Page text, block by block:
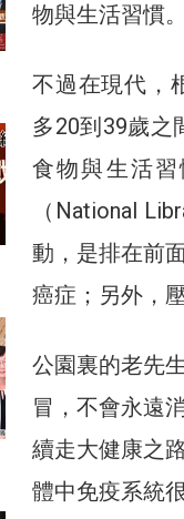
物與生活習慣。
不過在現代，
多20到39歲之
食物與生活
（National
動，是排在前
癌症；另外，
公園裏的老先
冒，不會永遠
續走大健康之
體中免疫系統